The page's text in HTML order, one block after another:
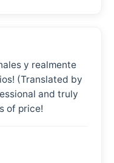
y realmente
(Translated by
and truly
of price!